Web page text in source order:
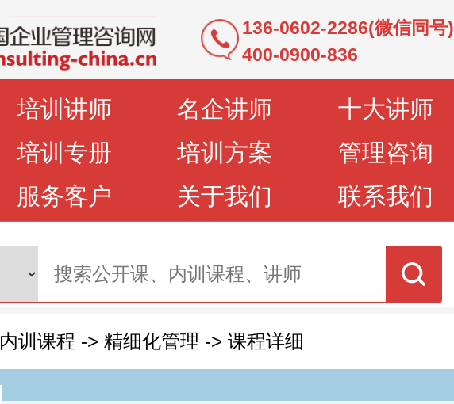
136-0602-2286(微信同号)
400-0900-836
培训讲师 名企讲师
十大讲师
培训专册 培训方案
管理咨询
服务客户 关于我们 联系我们
内训课程 -> 精细化管理 -> 课程详细